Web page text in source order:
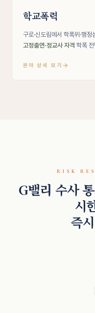
학교폭력
구로·신도림에서 학폭위·행정
고정출연·정교사 자격 학폭
분야 상세 보기 →
RISK
G밸리 수사
시
즉